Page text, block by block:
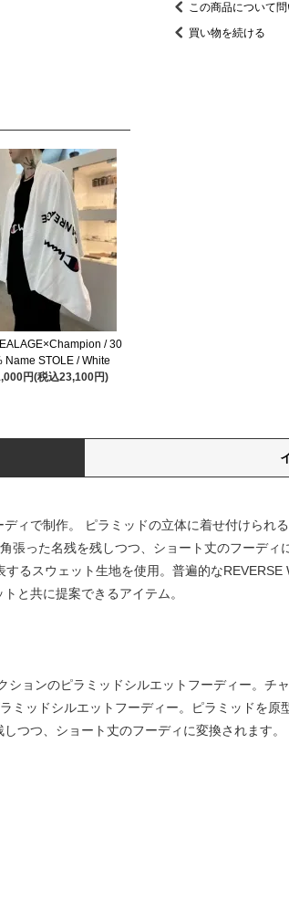
/ 30
Name STOLE / White
円(税込23,100円)
この商品について
買い物を続ける
ィで制作。 ピラミッドの立体に着せ付けられ
張った名残を残しつつ、ショート丈のフーデ
るスウェット生地を使用。普遍的な
と共に提案できるアイテム。
ションのピラミッドシルエットフーディー。チ
ミッドシルエットフーディー。ピラミッドを原
つつ、ショート丈のフーディに変換されます。